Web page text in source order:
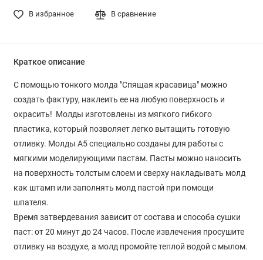
В избранное В сравнение
Краткое описание
С помощью тонкого молда "Спящая красавица" можно
создать фактуру, наклеить ее на любую поверхность и
окрасить! Молды изготовлены из мягкого гибкого
пластика, который позволяет легко вытащить готовую
отливку. Молды A5 специально созданы для работы с
мягкими моделирующими пастам. Пасты можно наносить
на поверхность толстым слоем и сверху накладывать молд
как штамп или заполнять молд пастой при помощи
шпателя.
Время затвердевания зависит от состава и способа сушки
паст: от 20 минут до 24 часов. После извлечения просушите
отливку на воздухе, а молд промойте теплой водой с мылом.